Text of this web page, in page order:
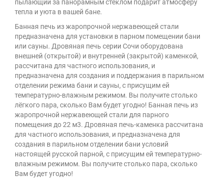
пылающий за панорамным стеклом подарит атмосферу
тепла и уюта в вашей бане.
Банная печь из жаропрочной нержавеющей стали
предназначена для установки в парном помещении бани
или сауны. Дровяная печь серии Сочи оборудована
внешней (открытой) и внутренней (закрытой) каменкой,
рассчитана для частного использования, и
предназначена для создания и поддержания в парильном
отделении режима бани и сауны, с присущим ей
температурно-влажным режимом. Вы получите столько
лёгкого пара, сколько Вам будет угодно! Банная печь из
жаропрочной нержавеющей стали для парного
помещения до 22 м3. Дровяная печь-каменка рассчитана
для частного использования, и предназначена для
создания в парильном отделении бани условий
настоящей русской парной, с присущим ей температурно-
влажным режимом. Вы получите столько пара, сколько
Вам будет угодно!